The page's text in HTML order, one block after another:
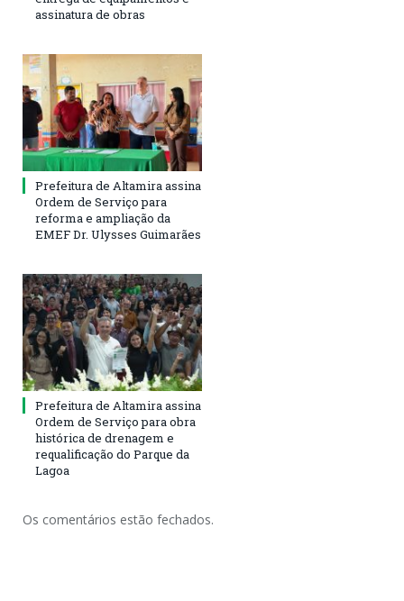
assinatura de obras
Prefeitura de Altamira assina
Ordem de Serviço para
reforma e ampliação da
EMEF Dr. Ulysses Guimarães
Prefeitura de Altamira assina
Ordem de Serviço para obra
histórica de drenagem e
requalificação do Parque da
Lagoa
Os comentários estão fechados.